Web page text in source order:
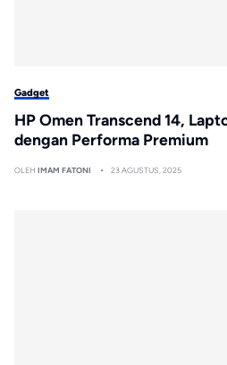
Gadget
HP Omen Transcend 14,
dengan Performa Premium
OLEH IMAM FATONI 23 AGUSTUS, 2025